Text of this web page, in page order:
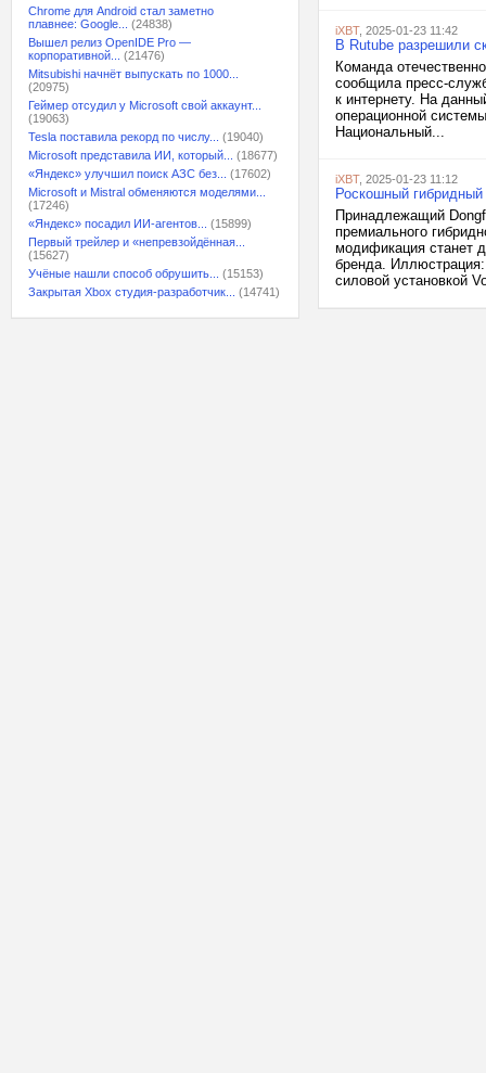
Chrome для Android стал заметно
плавнее: Google...
(24838)
Вышел релиз OpenIDE Pro —
корпоративной...
(21476)
Mitsubishi начнёт выпускать по 1000...
(20975)
Геймер отсудил у Microsoft свой аккаунт...
(19063)
Tesla поставила рекорд по числу...
(19040)
Microsoft представила ИИ, который...
(18677)
«Яндекс» улучшил поиск АЗС без...
(17602)
Microsoft и Mistral обменяются моделями...
(17246)
«Яндекс» посадил ИИ-агентов...
(15899)
Первый трейлер и «непревзойдённая...
(15627)
Учёные нашли способ обрушить...
(15153)
Закрытая Xbox студия-разработчик...
(14741)
iXBT, 2025-01-23 11:42
В Rutube разрешили
Команда
сообщила пресс-
к интернету. На
операционной
Национальный...
iXBT, 2025-01-23 11:12
Роскошный
Принадлежащий
премиального
модификация станет
бренда.
силовой установкой